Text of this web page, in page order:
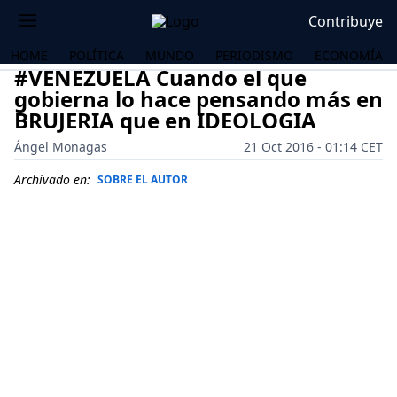
Contribuye
HOME POLÍTICA MUNDO PERIODISMO ECONOMÍA
#VENEZUELA Cuando el que
gobierna lo hace pensando más en
BRUJERIA que en IDEOLOGIA
Ángel Monagas
21 Oct 2016 - 01:14 CET
Archivado en: SOBRE EL AUTOR